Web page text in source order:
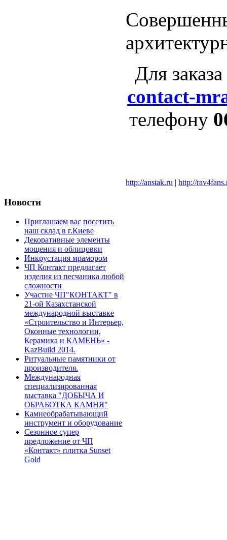
Для
contact-
телефону
http://anstak.ru | http://
Новости
Приглашаем вас посетить
наш склад в г.Киеве
Декоративные элементы
мощения и облицовки
Инкрустация мрамором
ЧП Контакт предлагает
изделия из песчаника любой
сложности
Участие ЧП"КОНТАКТ" в
21-ой Казахстанской
международной выставке
«Строительство и Интерьер,
Оконные технологии,
Керамика и КАМЕНЬ» -
KazBuild 2014.
Ритуальные памятники от
производителя.
Международная
специализированная
выставка "ДОБЫЧА И
ОБРАБОТКА КАМНЯ"
Камнеобрабатывающий
инструмент и оборудование
Сезонное супер
предложение от ЧП
«Контакт» плитка Sunset
Gold